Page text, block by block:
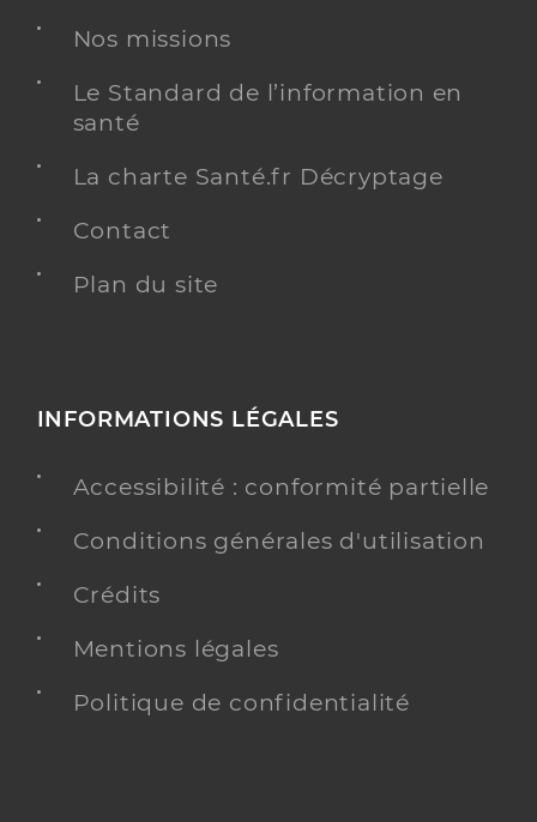
Nos missions
Le Standard de l’information en
santé
La charte Santé.fr Décryptage
Contact
Plan du site
INFORMATIONS LÉGALES
Accessibilité : conformité partielle
Conditions générales d'utilisation
Crédits
Mentions légales
Politique de confidentialité